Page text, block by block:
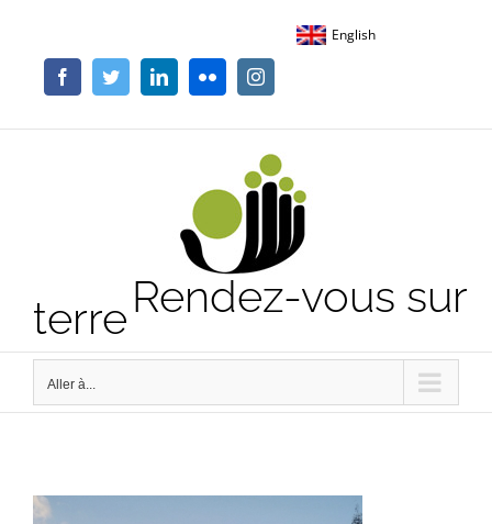
contenu
English
FacebookTwitterLinkedInFlickr Instagram
Rendez-vous sur
terre
Aller à...